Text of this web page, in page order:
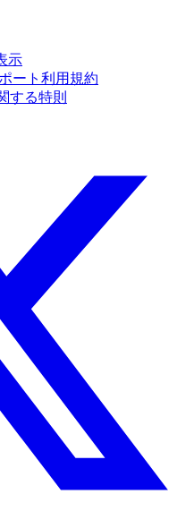
示
ート利用規約
する特則